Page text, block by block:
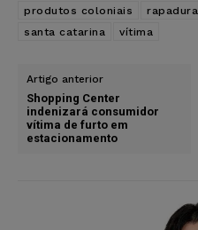
produtos coloniais
rapadura
santa catarina
vítima
Artigo anterior
Shopping Center
indenizará consumidor
vítima de furto em
estacionamento